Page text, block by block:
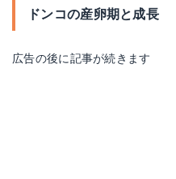
ドンコの産卵期と成長
広告の後に記事が続きます